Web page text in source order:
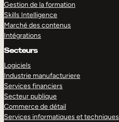
Gestion de la formation
Skills Intelligence
Marché des contenus
Intégrations
Secteurs
Logiciels
Industrie manufacturiere
Services financiers
Secteur publique
Commerce de détail
Services informatiques et techniques